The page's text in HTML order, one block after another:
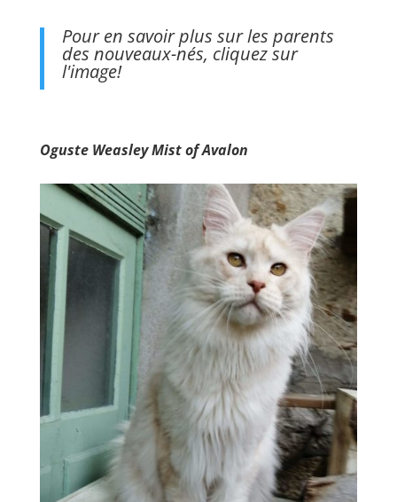
Pour en savoir plus sur les parents
des nouveaux-nés, cliquez sur
l'image!
Oguste Weasley Mist of Avalon